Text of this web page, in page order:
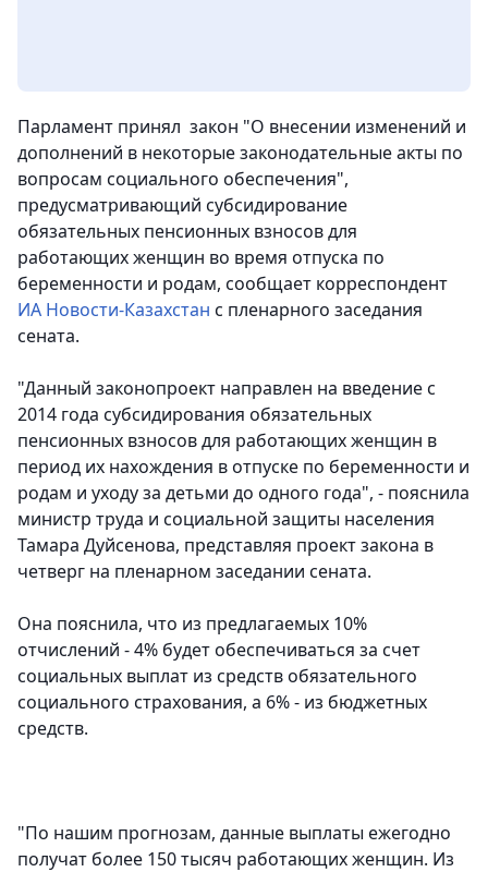
Парламент принял закон "О внесении изменений и
дополнений в некоторые законодательные акты по
вопросам социального обеспечения",
предусматривающий субсидирование
обязательных пенсионных взносов для
работающих женщин во время отпуска по
беременности и родам, сообщает корреспондент
ИА Новости-Казахстан с пленарного заседания
сената.
"Данный законопроект направлен на введение с
2014 года субсидирования обязательных
пенсионных взносов для работающих женщин в
период их нахождения в отпуске по беременности и
родам и уходу за детьми до одного года", - пояснила
министр труда и социальной защиты населения
Тамара Дуйсенова, представляя проект закона в
четверг на пленарном заседании сената.
Она пояснила, что из предлагаемых 10%
отчислений - 4% будет обеспечиваться за счет
социальных выплат из средств обязательного
социального страхования, а 6% - из бюджетных
средств.
"По нашим прогнозам, данные выплаты ежегодно
получат более 150 тысяч работающих женщин. Из